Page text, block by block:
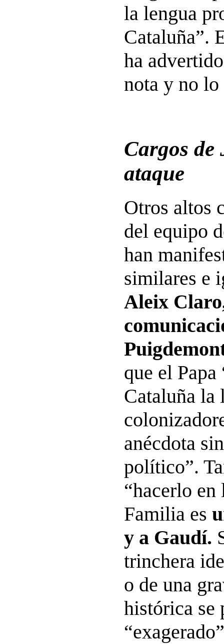
la lengua
Cataluña”.
ha
nota y no
Cargos de
ataque
Otros altos
del equipo
han
similares e
Aleix
que el
Cataluña la
anécdota
político”.
“hacerlo en
Familia es
y a Gaudí.
trinchera
o de una
histórica se